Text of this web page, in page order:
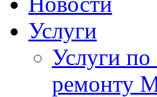
Услуги
Услуги
ремонту